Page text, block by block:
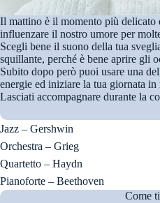
Il mattino è il momento più delicato
influenzare il nostro umore per
Scegli bene il suono della tua
squillante, perché è bene aprire gli
Subito dopo però puoi usare una
energie ed iniziare la tua giornata
Lasciati accompagnare durante la
Jazz – Gershwin
Orchestra – Grieg
Quartetto – Haydn
Pianoforte – Beethoven
Come